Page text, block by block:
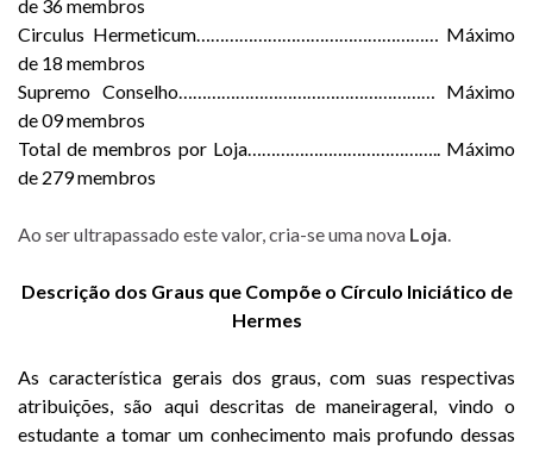
de 36 membros
Circulus Hermeticum…………………………………………… Máximo
de 18 membros
Supremo Conselho……………………………………………… Máximo
de 09 membros
Total de membros por Loja………………………………….. Máximo
de 279 membros
Ao ser ultrapassado este valor, cria-se uma nova Loja.
Descrição dos Graus que Compõe o Círculo Iniciático de
Hermes
As característica gerais dos graus, com suas respectivas
atribuições, são aqui descritas de maneirageral, vindo o
estudante a tomar um conhecimento mais profundo dessas